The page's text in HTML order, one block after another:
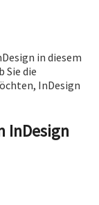
in diesem
Sie die
InDesign
InDesign